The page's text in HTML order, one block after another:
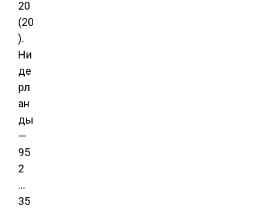
20
(20
).
Ни
де
рл
ан
ды
—
95
2
…
35